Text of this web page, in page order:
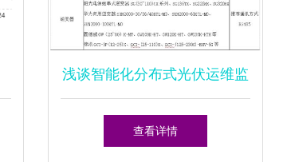
浅谈智能化分布式光伏运维监
控系统的设计与实现
查看详情